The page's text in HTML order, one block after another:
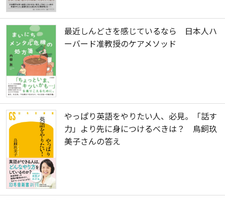
最近しんどさを感じているなら 日本人ハ
ーバード准教授のケアメソッド
やっぱり英語をやりたい人、必見。「話す
力」より先に身につけるべきは？ 鳥飼玖
美子さんの答え